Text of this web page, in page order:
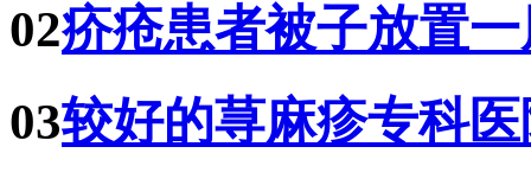
02疥疮患者被子放置
03较好的荨麻疹专科